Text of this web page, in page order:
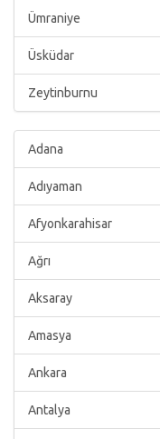
Ümraniye
Üsküdar
Zeytinburnu
Adana
Adıyaman
Afyonkarahisar
Ağrı
Aksaray
Amasya
Ankara
Antalya